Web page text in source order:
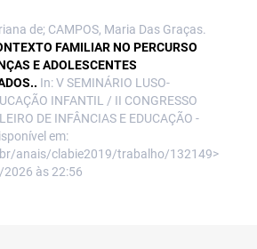
de; CAMPOS, Maria Das Graças.
FAMILIAR NO PERCURSO
E ADOLESCENTES
In: V SEMINÁRIO LUSO-
INFANTIL / II CONGRESSO
DE INFÂNCIAS E EDUCAÇÃO -
em:
anais/clabie2019/trabalho/132149>
às 22:56